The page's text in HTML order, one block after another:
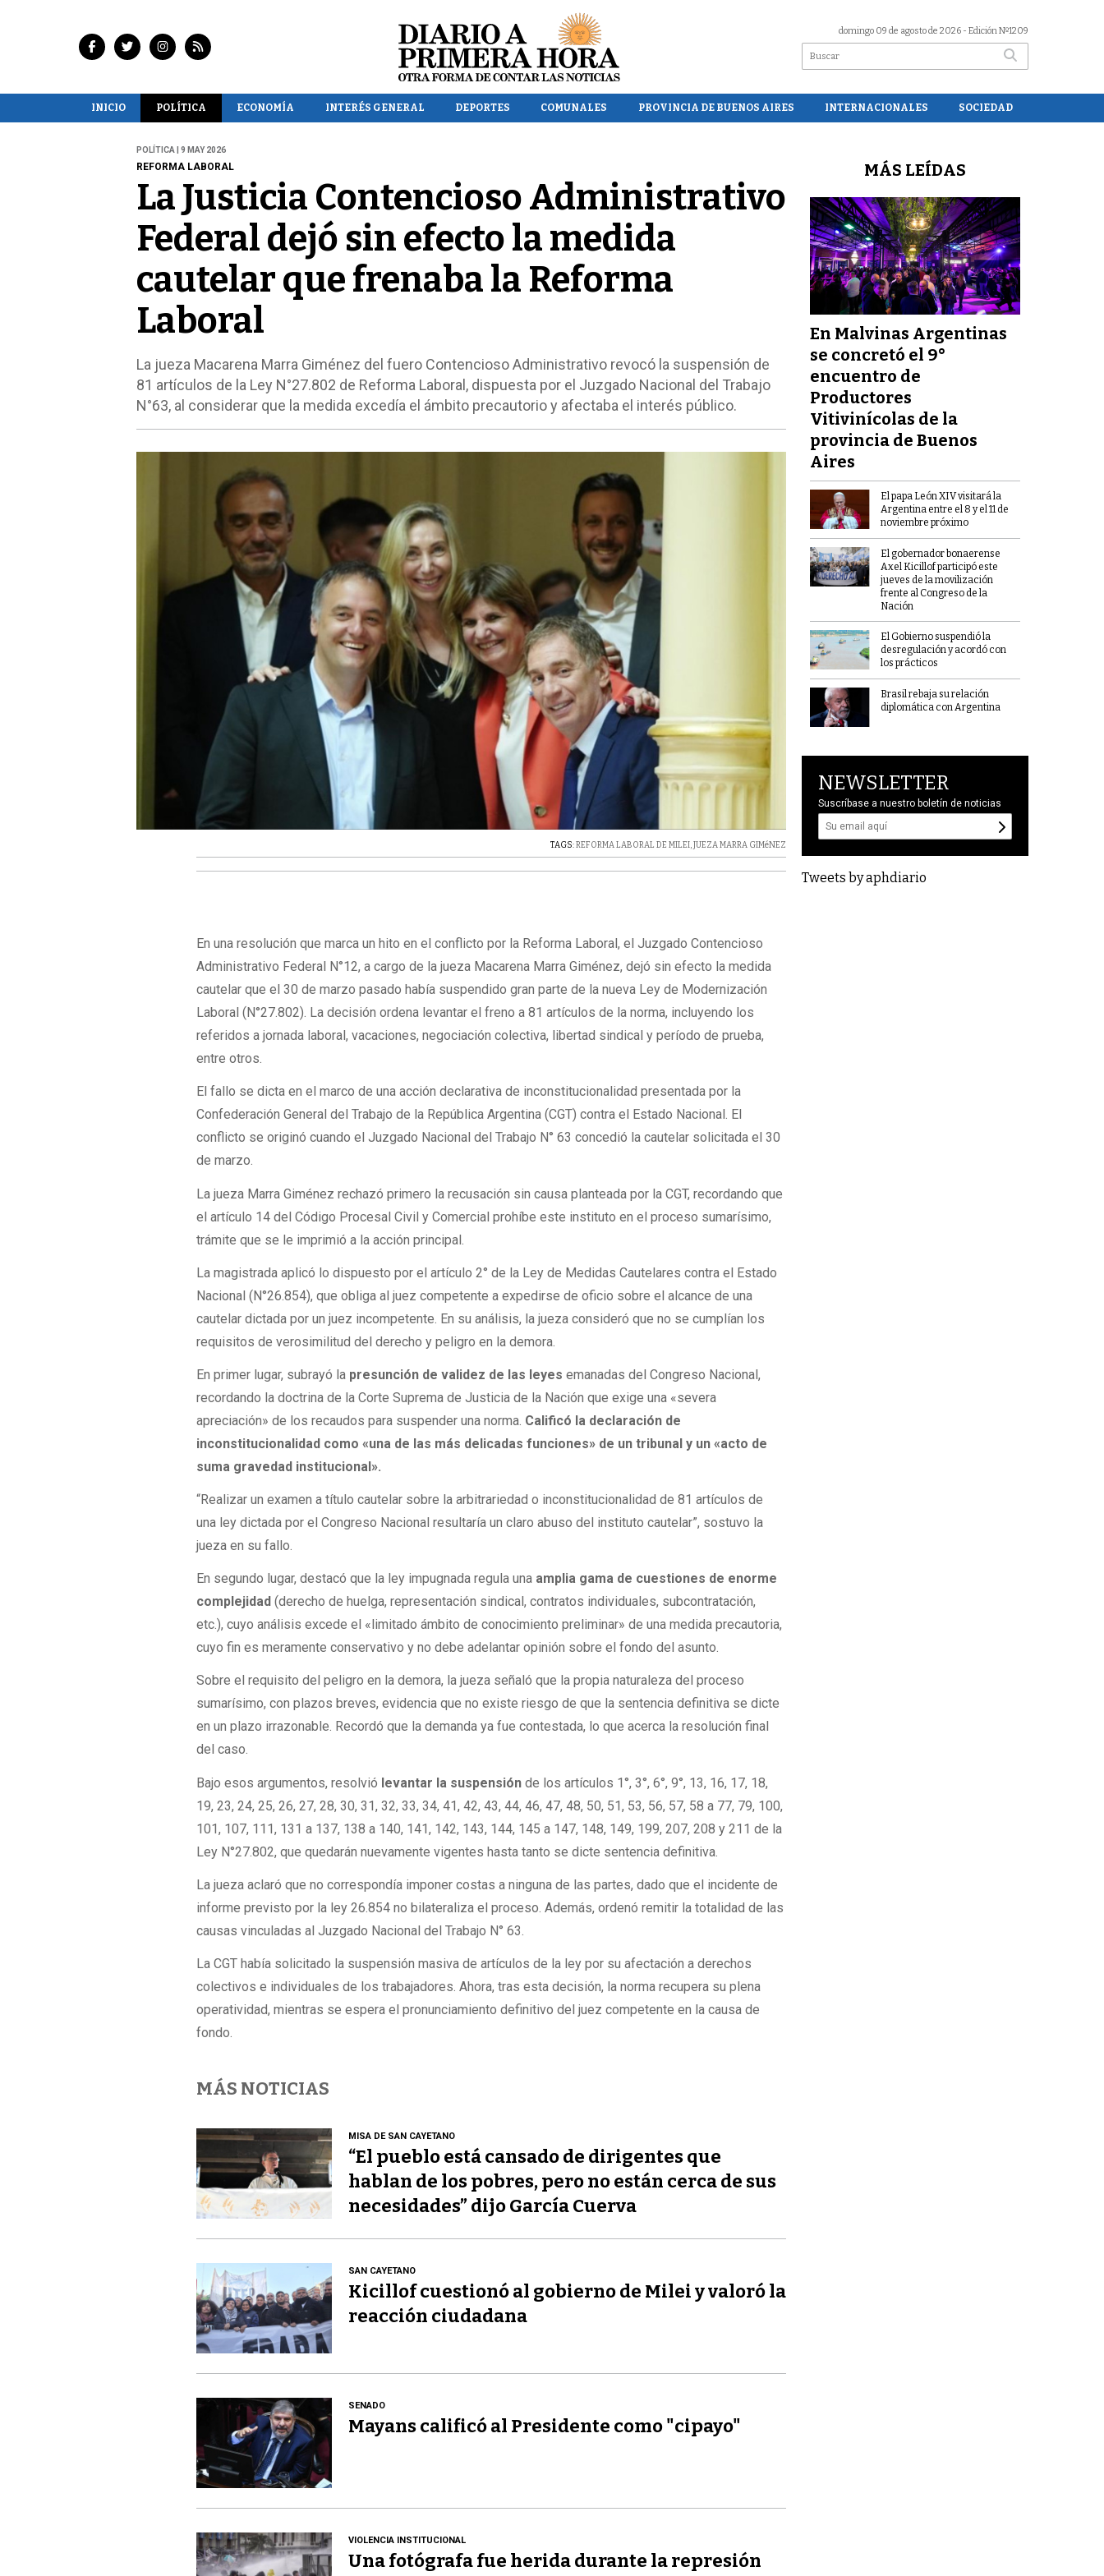
domingo 09 de agosto de 2026 - Edición Nº1209
INICIO POLÍTICA ECONOMÍA INTERÉS GENERAL DEPORTES COMUNALES PROVINCIA DE BUENOS AIRES INTERNACIONALES SOCIEDAD
POLÍTICA | 9 MAY 2026
REFORMA LABORAL
La Justicia Contencioso Administrativo
Federal dejó sin efecto la medida
cautelar que frenaba la Reforma
Laboral
La jueza Macarena Marra Giménez del fuero Contencioso Administrativo revocó la suspensión de
81 artículos de la Ley N°27.802 de Reforma Laboral, dispuesta por el Juzgado Nacional del Trabajo
N°63, al considerar que la medida excedía el ámbito precautorio y afectaba el interés público.
TAGS:REFORMA LABORAL DE MILEI, JUEZA MARRA GIMéNEZ
En una resolución que marca un hito en el conflicto por la Reforma Laboral, el Juzgado Contencioso
Administrativo Federal N°12, a cargo de la jueza Macarena Marra Giménez, dejó sin efecto la medida
cautelar que el 30 de marzo pasado había suspendido gran parte de la nueva Ley de Modernización
Laboral (N°27.802). La decisión ordena levantar el freno a 81 artículos de la norma, incluyendo los
referidos a jornada laboral, vacaciones, negociación colectiva, libertad sindical y período de prueba,
entre otros.
El fallo se dicta en el marco de una acción declarativa de inconstitucionalidad presentada por la
Confederación General del Trabajo de la República Argentina (CGT) contra el Estado Nacional. El
conflicto se originó cuando el Juzgado Nacional del Trabajo N° 63 concedió la cautelar solicitada el 30
de marzo.
La jueza Marra Giménez rechazó primero la recusación sin causa planteada por la CGT, recordando que
el artículo 14 del Código Procesal Civil y Comercial prohíbe este instituto en el proceso sumarísimo,
trámite que se le imprimió a la acción principal.
La magistrada aplicó lo dispuesto por el artículo 2° de la Ley de Medidas Cautelares contra el Estado
Nacional (N°26.854), que obliga al juez competente a expedirse de oficio sobre el alcance de una
cautelar dictada por un juez incompetente. En su análisis, la jueza consideró que no se cumplían los
requisitos de verosimilitud del derecho y peligro en la demora.
En primer lugar, subrayó la presunción de validez de las leyes emanadas del Congreso Nacional,
recordando la doctrina de la Corte Suprema de Justicia de la Nación que exige una «severa
apreciación» de los recaudos para suspender una norma. Calificó la declaración de
inconstitucionalidad como «una de las más delicadas funciones» de un tribunal y un «acto de
suma gravedad institucional».
“Realizar un examen a título cautelar sobre la arbitrariedad o inconstitucionalidad de 81 artículos de
una ley dictada por el Congreso Nacional resultaría un claro abuso del instituto cautelar”, sostuvo la
jueza en su fallo.
En segundo lugar, destacó que la ley impugnada regula una amplia gama de cuestiones de enorme
complejidad (derecho de huelga, representación sindical, contratos individuales, subcontratación,
etc.), cuyo análisis excede el «limitado ámbito de conocimiento preliminar» de una medida precautoria,
cuyo fin es meramente conservativo y no debe adelantar opinión sobre el fondo del asunto.
Sobre el requisito del peligro en la demora, la jueza señaló que la propia naturaleza del proceso
sumarísimo, con plazos breves, evidencia que no existe riesgo de que la sentencia definitiva se dicte
en un plazo irrazonable. Recordó que la demanda ya fue contestada, lo que acerca la resolución final
del caso.
Bajo esos argumentos, resolvió levantar la suspensión de los artículos 1°, 3°, 6°, 9°, 13, 16, 17, 18,
19, 23, 24, 25, 26, 27, 28, 30, 31, 32, 33, 34, 41, 42, 43, 44, 46, 47, 48, 50, 51, 53, 56, 57, 58 a 77, 79, 100,
101, 107, 111, 131 a 137, 138 a 140, 141, 142, 143, 144, 145 a 147, 148, 149, 199, 207, 208 y 211 de la
Ley N°27.802, que quedarán nuevamente vigentes hasta tanto se dicte sentencia definitiva.
La jueza aclaró que no correspondía imponer costas a ninguna de las partes, dado que el incidente de
informe previsto por la ley 26.854 no bilateraliza el proceso. Además, ordenó remitir la totalidad de las
causas vinculadas al Juzgado Nacional del Trabajo N° 63.
La CGT había solicitado la suspensión masiva de artículos de la ley por su afectación a derechos
colectivos e individuales de los trabajadores. Ahora, tras esta decisión, la norma recupera su plena
operatividad, mientras se espera el pronunciamiento definitivo del juez competente en la causa de
fondo.
MÁS NOTICIAS
MISA DE SAN CAYETANO
“El pueblo está cansado de dirigentes que
hablan de los pobres, pero no están cerca de sus
necesidades” dijo García Cuerva
SAN CAYETANO
Kicillof cuestionó al gobierno de Milei y valoró la
reacción ciudadana
SENADO
Mayans calificó al Presidente como "cipayo"
VIOLENCIA INSTITUCIONAL
Una fotógrafa fue herida durante la represión
MÁS LEÍDAS
En Malvinas Argentinas
se concretó el 9°
encuentro de
Productores
Vitivinícolas de la
provincia de Buenos
Aires
El papa León XIV visitará la
Argentina entre el 8 y el 11 de
noviembre próximo
El gobernador bonaerense
Axel Kicillof participó este
jueves de la movilización
frente al Congreso de la
Nación
El Gobierno suspendió la
desregulación y acordó con
los prácticos
Brasil rebaja su relación
diplomática con Argentina
NEWSLETTER
Suscríbase a nuestro boletín de noticias
Tweets by aphdiario